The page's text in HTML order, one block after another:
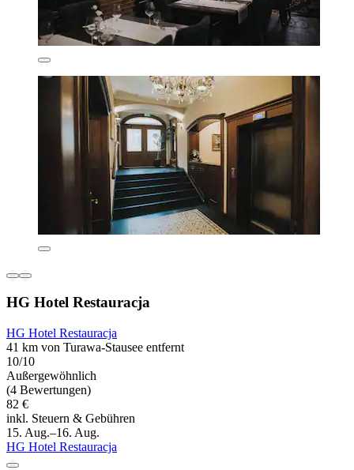
HG Hotel Restauracja
HG Hotel Restauracja
41 km von Turawa-Stausee entfernt
10/10
Außergewöhnlich
(4 Bewertungen)
82 €
inkl. Steuern & Gebühren
15. Aug.–16. Aug.
HG Hotel Restauracja